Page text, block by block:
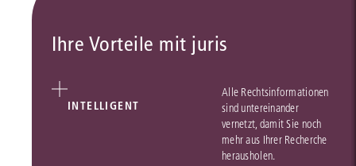
Ihre Vorteile mit juris
INTELLIGENT
Alle Rechtsinformationen
sind untereinander
vernetzt, damit Sie noch
mehr aus Ihrer Recherche
herausholen.